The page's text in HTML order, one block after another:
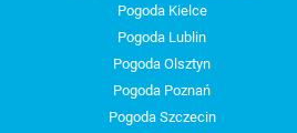
Pogoda Kielce
Pogoda Lublin
Pogoda Olsztyn
Pogoda Poznań
Pogoda Szczecin